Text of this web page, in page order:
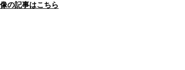
の記事はこちら